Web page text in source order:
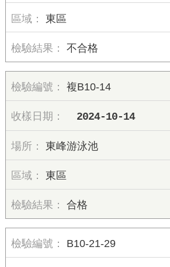
東區
不合格
複B10-14
2024-10-14
東峰游泳池
東區
合格
B10-21-29